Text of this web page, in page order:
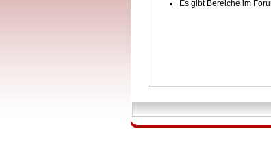
Es gibt Bereiche im